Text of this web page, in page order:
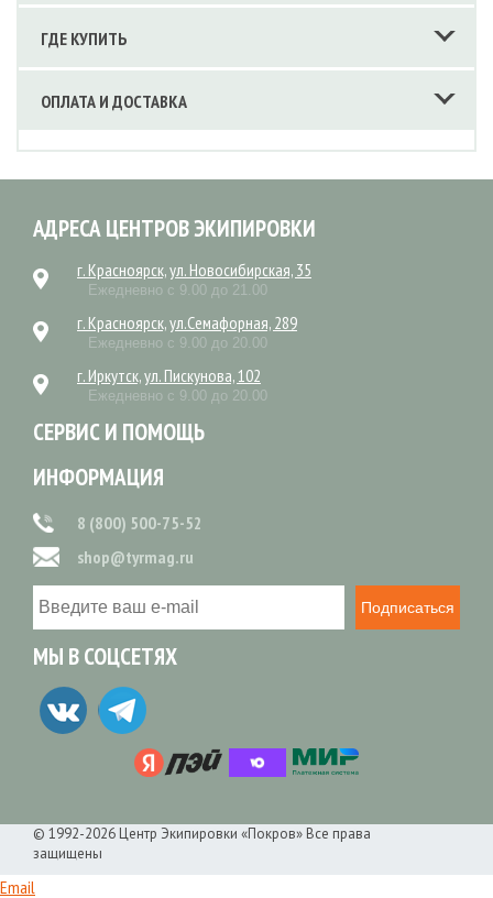
ГДЕ КУПИТЬ
ОПЛАТА И ДОСТАВКА
АДРЕСА ЦЕНТРОВ ЭКИПИРОВКИ
г. Красноярск, ул. Новосибирская, 35
Ежедневно с 9.00 до 21.00
г. Красноярск, ул.Семафорная, 289
Ежедневно с 9.00 до 20.00
г. Иркутск, ул. Пискунова, 102
Ежедневно с 9.00 до 20.00
СЕРВИС И ПОМОЩЬ
ИНФОРМАЦИЯ
8 (800) 500-75-52
shop@tyrmag.ru
Подписаться
МЫ В СОЦСЕТЯХ
© 1992-2026 Центр Экипировки «Покров» Все права
защищены
Email